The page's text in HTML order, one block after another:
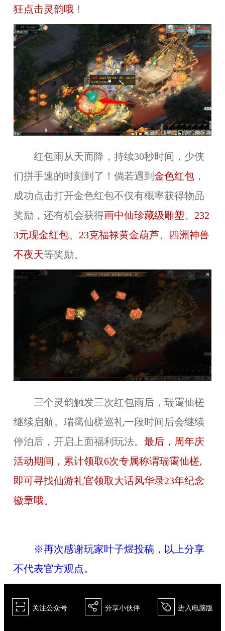
狂点击灵韵哦！
红包雨从天而降，持续30秒时间，少侠
们拼手速的时刻到了！倘若遇到 金色红包，
成功点击打开金色红包不仅有概率获得物品
奖励，还有机会获得画中仙珍藏级雕塑、232
3元现金红包、23克福禄黄金葫芦、四洲神兽
不夜天等奖励。
三个灵韵触发三次红包雨后，瑞霭仙槎
继续启航。瑞霭仙槎巡礼一段时间后会继续
停泊后，开启上面福利玩法。 最后，周年庆
活动期间，累计领取6次专属称谓瑞霭仙槎,
即可寻找仙游礼官领取大话风华录23年纪念
徽章哦。
※再次感谢玩家叶子煜投稿，以上分享
不代表官方观点。
򰀁 关注公众号 򰀂 分享小伙伴 򰀄 进入电脑版